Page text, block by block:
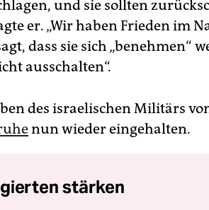
und sie sollten
er. „Wir haben Frieden im
dass sie sich „benehmen“
ausschalten“.
des israelischen Militärs
nun wieder eingehalten.
stärken